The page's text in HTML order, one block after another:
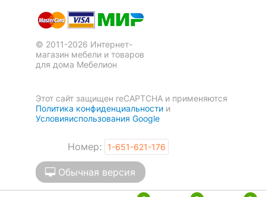
© 2011-2026 Интернет-
магазин мебели и товаров
для дома Мебелион
Этот сайт защищен reCAPTCHA и применяются
Политика конфиденциальности и
Условияиспользования Google
Номер: 1-651-621-176
Обычная версия